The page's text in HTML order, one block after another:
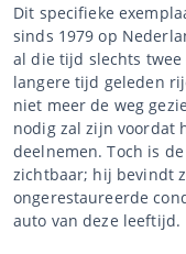
Dit specifieke
sinds 1979 op
al die tijd slechts
langere tijd geleden
niet meer de weg
nodig zal zijn voordat
deelnemen. Toch is
zichtbaar; hij bevindt
ongerestaureerde
auto van deze leeftijd.